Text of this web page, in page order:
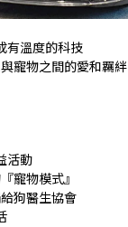
有溫度的科技
寵物之間的愛和羈絆
活動
寵物模式』
狗醫生協會